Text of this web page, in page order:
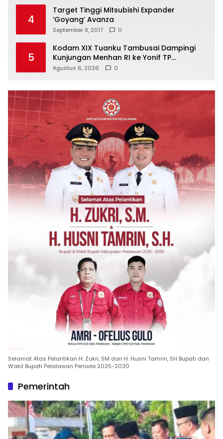
4
Target Tinggi Mitsubishi Expander
‘Goyang’ Avanza
September 9, 2017 0
5
Kodam XIX Tuanku Tambusai Dampingi
Kunjungan Menhan RI ke Yonif TP
952/Imam Bulqin, Perkuat Pembangunan
Agustus 6, 2026 0
Selamat Atas Pelantikan H. Zukri, SM dan H. Husni Tamrin, SH Bupati dan
Wakil Bupati Pelalawan Periode 2025-2030
Pemerintah